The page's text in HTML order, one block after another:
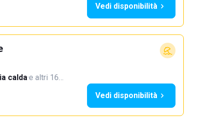
Vedi disponibilità
calda·e altri 16…
Vedi disponibilità